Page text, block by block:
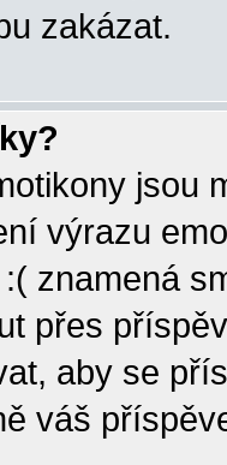
zakázat.
jsou
výrazu
znamená
přes
aby se
váš